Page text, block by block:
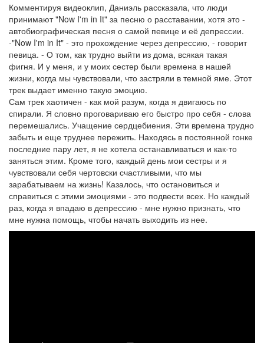
Комментируя видеоклип, Даниэль рассказала, что люди
принимают "Now I'm in It" за песню о расставании, хотя это -
автобиографическая песня о самой певице и её депрессии.
-"Now I'm in It" - это прохождение через депрессию, - говорит
певица. - О том, как трудно выйти из дома, всякая такая
фигня. И у меня, и у моих сестер были времена в нашей
жизни, когда мы чувствовали, что застряли в темной яме. Этот
трек выдает именно такую эмоцию.
Сам трек хаотичен - как мой разум, когда я двигаюсь по
спирали. Я словно проговариваю его быстро про себя - слова
перемешались. Учащение сердцебиения. Эти времена трудно
забыть и еще труднее пережить. Находясь в постоянной гонке
последние пару лет, я не хотела останавливаться и как-то
заняться этим. Кроме того, каждый день мои сестры и я
чувствовали себя чертовски счастливыми, что мы
зарабатываем на жизнь! Казалось, что остановиться и
справиться с этими эмоциями - это подвести всех. Но каждый
раз, когда я впадаю в депрессию - мне нужно признать, что
мне нужна помощь, чтобы начать выходить из нее.